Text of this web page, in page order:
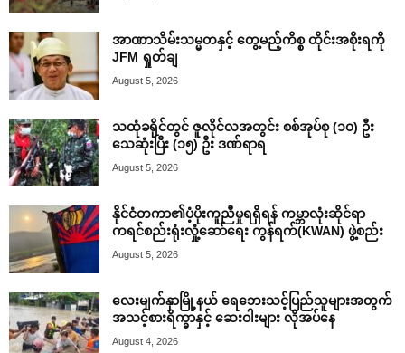
အာဏာသိမ်းသမ္မတနှင့် တွေ့မည့်ကိစ္စ ထိုင်းအစိုးရကို
JFM ရှုတ်ချ
August 5, 2026
သထုံခရိုင်တွင် ဇူလိုင်လအတွင်း စစ်အုပ်စု (၁၀) ဦး
သေဆုံးပြီး (၁၅) ဦး ဒဏ်ရာရ
August 5, 2026
နိုင်ငံတကာ၏ပံ့ပိုးကူညီမှုရရှိရန် ကမ္ဘာလုံးဆိုင်ရာ
ကရင်စည်းရုံးလှုံ့ဆော်ရေး ကွန်ရက်(KWAN) ဖွဲ့စည်း
August 5, 2026
လေးမျက်နှာမြို့နယ် ရေဘေးသင့်ပြည်သူများအတွက်
အသင့်စားရိက္ခာနှင့် ဆေးဝါးများ လိုအပ်နေ
August 4, 2026